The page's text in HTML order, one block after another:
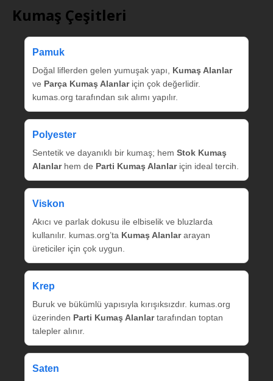
Kumaş Çeşitleri
Pamuk
Doğal liflerden gelen yumuşak yapı, Kumaş Alanlar
ve Parça Kumaş Alanlariçin çok değerlidir.
kumas.org tarafından sık alımı yapılır.
Polyester
Sentetik ve dayanıklı bir kumaş; hem Stok Kumaş
Alanlarhem de Parti Kumaş Alanlariçin ideal tercih.
Viskon
Akıcı ve parlak dokusu ile elbiselik ve bluzlarda
kullanılır. kumas.org’ta Kumaş Alanlararayan
üreticiler için çok uygun.
Krep
Buruk ve bükümlü yapısıyla kırışıksızdır. kumas.org
üzerinden Parti Kumaş Alanlartarafından toptan
talepler alınır.
Saten